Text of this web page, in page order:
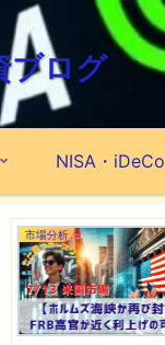
ブログ
NISA・iDeCo
米国ETF